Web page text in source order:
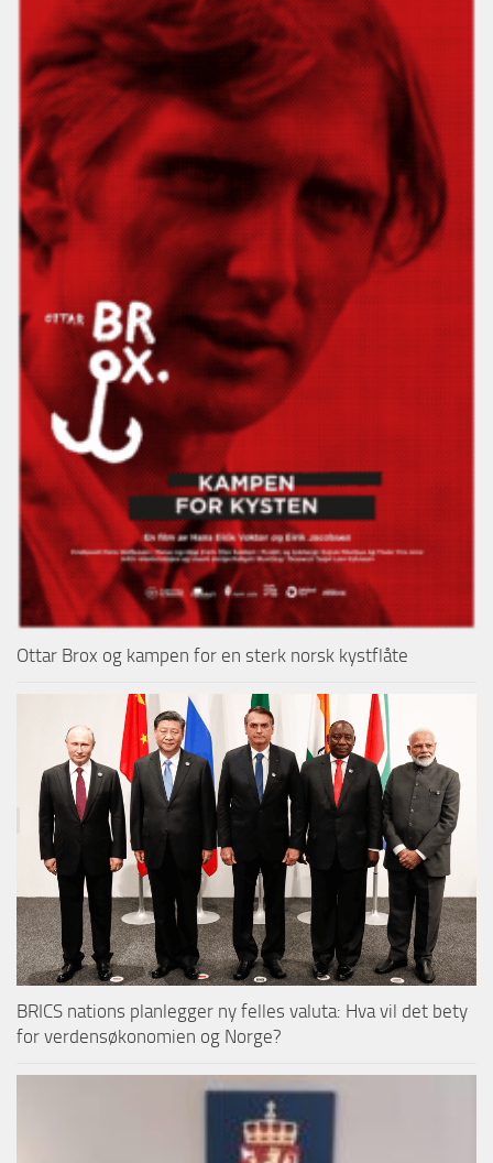
Ottar Brox og kampen for en sterk norsk kystflåte
BRICS nations planlegger ny felles valuta: Hva vil det bety
for verdensøkonomien og Norge?